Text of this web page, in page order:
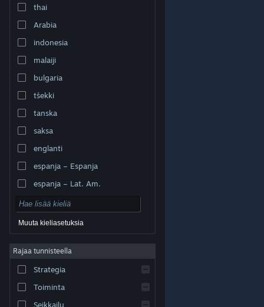
Näytä työpöytäsivusto
© Valve Corporation. Kaikki oikeudet pidätetään. Kaikki
Yhdysvalloissa ja kaikkialla maailmassa.
Helppokäyttötoiminnot
Hyvitykset|Evästeet
thai
Arabia
indonesia
malaiji
bulgaria
tšekki
tanska
saksa
englanti
espanja – Espanja
espanja – Lat. Am.
Muuta kieliasetuksia
Rajaa tunnisteella
Strategia
Toiminta
Seikkailu